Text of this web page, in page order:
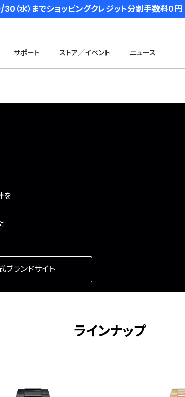
（水）までショッピングクレジット分割手数料０円
サポート ストア／イベント ニュース
を
ブランドサイト
ラインナップ